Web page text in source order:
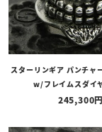
スターリンギア パンチャ
w/フレイムスダイ
245,300